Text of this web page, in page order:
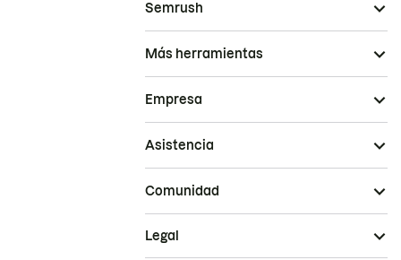
Semrush
Más herramientas
Empresa
Asistencia
Comunidad
Legal